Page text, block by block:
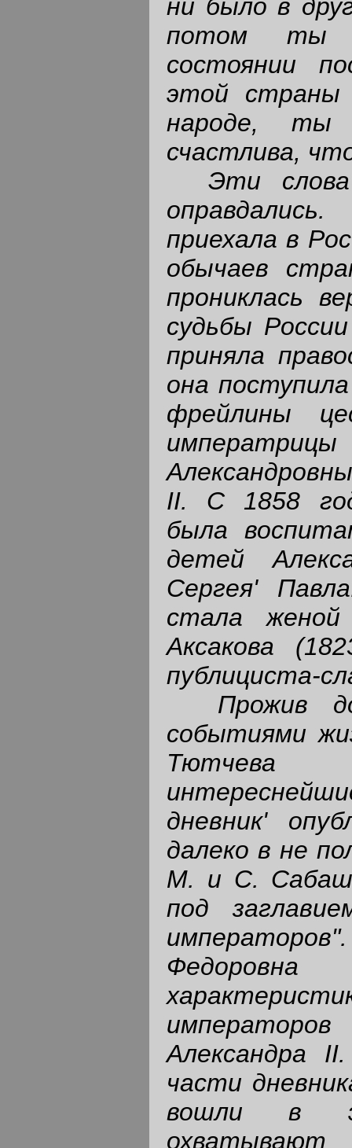
ни было в
потом ты
состоянии
этой
народе, ты
счастлива,
Эти слова
приехала в
обычаев
прониклась
судьбы
приняла
она
фрейлины
II. С 1858
была
детей
Сергея'
стала женой
Аксакова
публициста-
Прожив
событиями
дневник'
далеко в не
М. и С.
под
Федоровна
Александра
части
вошли в